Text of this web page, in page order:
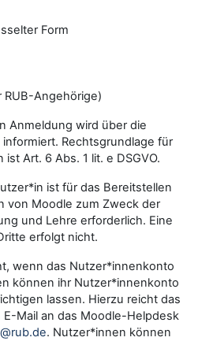
Form
RUB-Angehörige)
Anmeldung wird über die
Rechtsgrundlage für
Art. 6 Abs. 1 lit. e DSGVO.
ist für das Bereitstellen
von Moodle zum Zweck der
und Lehre erforderlich. Eine
erfolgt nicht.
wenn das Nutzer*innenkonto
können ihr Nutzer*innenkonto
lassen. Hierzu reicht das
Mail an das Moodle-Helpdesk
. Nutzer*innen können